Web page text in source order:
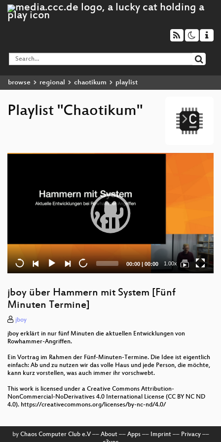
browse regional chaotikum playlist
Playlist "Chaotikum"
Current
time
00:00 |Total
duration
00:00 1.00x
jboy über Hammern mit System [Fünf
Minuten Termine]
jboy
jboy erklärt in nur fünf Minuten die aktuellen Entwicklungen von
Rowhammer-Angriffen.
Ein Vortrag im Rahmen der Fünf-Minuten-Termine. Die Idee ist eigentlich
einfach: Ab und zu nutzen wir das volle Haus und jede Person, die möchte,
kann kurz vorstellen, was auch immer ihr vorschwebt.
This work is licensed under a Creative Commons Attribution-
NonCommercial-NoDerivatives 4.0 International License (CC BY NC ND
4.0). https://creativecommons.org/licenses/by-nc-nd/4.0/
by Chaos Computer Club e.V–– About–– Apps–– Imprint–– Privacy––